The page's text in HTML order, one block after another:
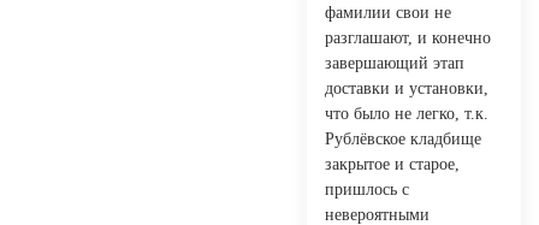
фамилии свои не
разглашают, и конечно
завершающий этап
доставки и установки,
что было не легко, т.к.
Рублёвское кладбище
закрытое и старое,
пришлось с
невероятными